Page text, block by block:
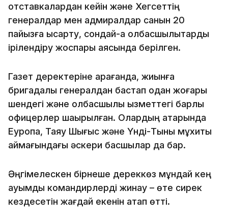
отставкалардан кейін және Хегсеттің
генералдар мен адмиралдар санын 20
пайызға қысқарту, сондай-ақ қолбасшылықтарды
ірілендіру жоспары аясында берілген.
Газет деректеріне қарағанда, жиынға
бригадалық генералдан бастап одан жоғары
шендегі және қолбасшылық қызметтегі барлық
офицерлер шақырылған. Олардың қатарында
Еуропа, Таяу Шығыс және Үнді-Тынық мұхиты
аймағындағы әскери басшылар да бар.
Әңгімелескен бірнеше дереккөз мұндай кең
ауқымды командирлерді жинау – өте сирек
кездесетін жағдай екенін атап өтті.